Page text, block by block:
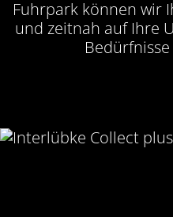
Fuhrpark können wir
und zeitnah auf Ihre